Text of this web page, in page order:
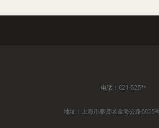
电话：021-525**
地址：上海市奉贤区金海公路6055